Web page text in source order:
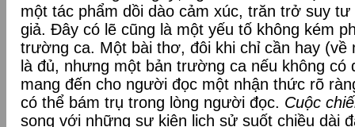
một tác phẩm dồi dào cảm xúc, trăn trở suy
giả. Đây có lẽ cũng là một yếu tố không kém
trường ca. Một bài thơ, đôi khi chỉ cần hay (về
là đủ, nhưng một bản trường ca nếu không
mang đến cho người đọc một nhận thức rõ
có thể bám trụ trong lòng người đọc. Cuộc
song với những sự kiện lịch sử suốt chiều dài